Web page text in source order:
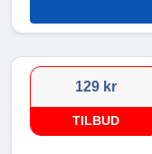
129 kr
TILBUD